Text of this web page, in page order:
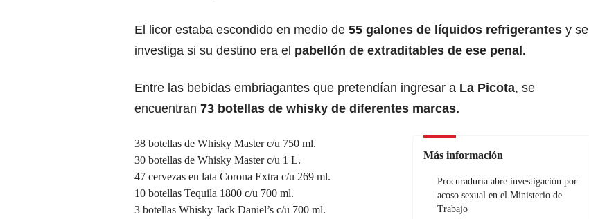
El licor estaba escondido en medio de 55 galones de líquidos refrigerantes y se
investiga si su destino era el pabellón de extraditables de ese penal.
Entre las bebidas embriagantes que pretendían ingresar a La Picota, se
encuentran 73 botellas de whisky de diferentes marcas.
Más información
Procuraduría abre investigación por
acoso sexual en el Ministerio de
Trabajo
38 botellas de Whisky Master c/u 750 ml.
30 botellas de Whisky Master c/u 1 L.
47 cervezas en lata Corona Extra c/u 269 ml.
10 botellas Tequila 1800 c/u 700 ml.
3 botellas Whisky Jack Daniel’s c/u 700 ml.